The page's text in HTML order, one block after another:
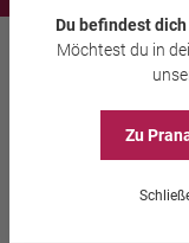
Aura-Soma®
Du befindest
Möchtest du in
Zu